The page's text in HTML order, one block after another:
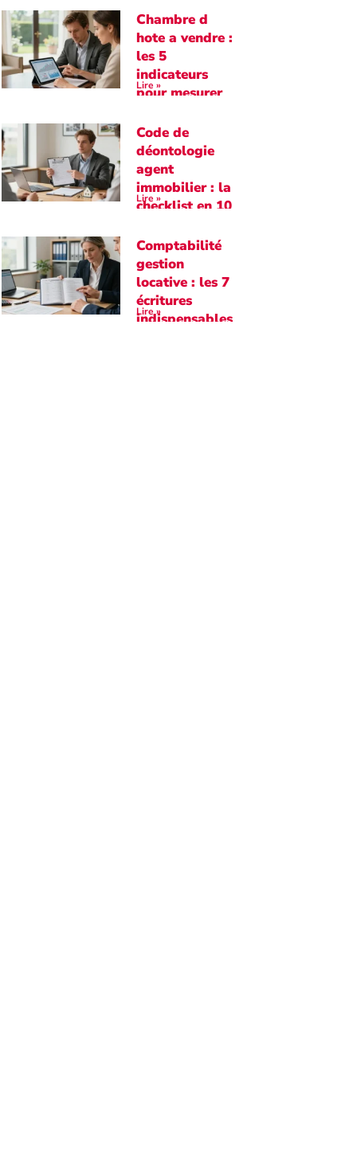
Chambre d
hote a vendre :
les 5
indicateurs
pour mesurer
Lire »
Code de
déontologie
agent
immobilier : la
checklist en 10
essentiels
Lire »
Comptabilité
gestion
locative : les 7
écritures
indispensables
Lire »